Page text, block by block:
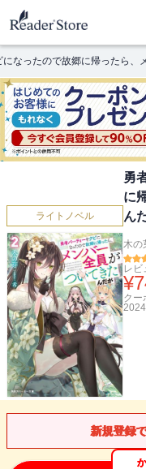
なったので故郷に帰ったら、
ライトノベル
勇
に
ん
木の
レビ
¥
クー
新規登録